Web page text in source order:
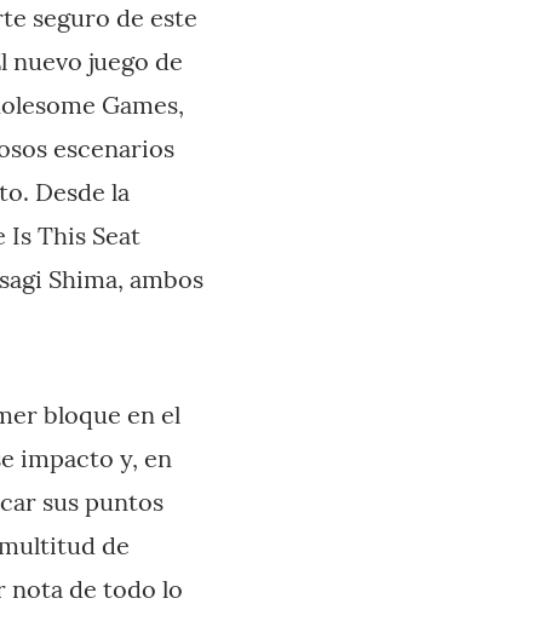
seguro de este
nuevo juego de
Games,
escenarios
Desde la
This Seat
Shima, ambos
bloque en el
impacto y, en
sus puntos
de
nota de todo lo